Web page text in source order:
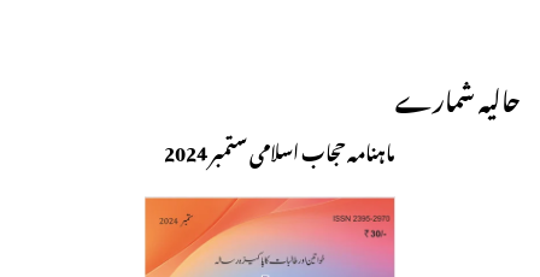
حالیہ شمارے
ماہنامہ حجاب اسلامی ستمبر 2024